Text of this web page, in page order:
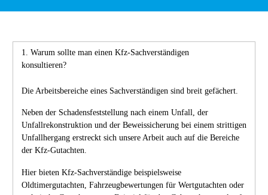
1. Warum sollte man einen Kfz-Sachverständigen
konsultieren?
Die Arbeitsbereiche eines Sachverständigen sind breit gefächert.
Neben der Schadensfeststellung nach einem Unfall, der
Unfallrekonstruktion und der Beweissicherung bei einem strittigen
Unfallhergang erstreckt sich unsere Arbeit auch auf die Bereiche
der Kfz-Gutachten.
Hier bieten Kfz-Sachverständige beispielsweise
Oldtimergutachten, Fahrzeugbewertungen für Wertgutachten oder